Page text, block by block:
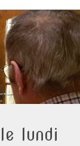
lundi